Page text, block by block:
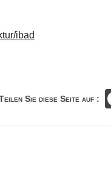
ibad
Sie diese Seite auf :